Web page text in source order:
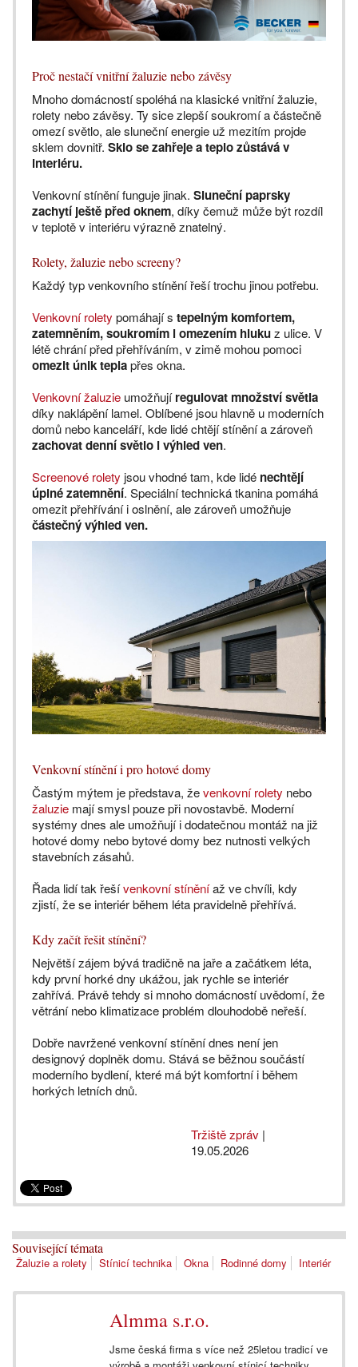
Proč nestačí vnitřní žaluzie nebo závěsy
Mnoho domácností spoléhá na klasické vnitřní žaluzie,
rolety nebo závěsy. Ty sice zlepší soukromí a částečně
omezí světlo, ale sluneční energie už mezitím projde
sklem dovnitř. Sklo se zahřeje a teplo zůstává v
interiéru.
Venkovní stínění funguje jinak. Sluneční paprsky
zachytí ještě před oknem, díky čemuž může být rozdíl
v teplotě v interiéru výrazně znatelný.
Rolety, žaluzie nebo screeny?
Každý typ venkovního stínění řeší trochu jinou potřebu.
Venkovní rolety pomáhají s tepelným komfortem,
zatemněním, soukromím i omezením hlukuz ulice. V
létě chrání před přehříváním, v zimě mohou pomoci
omezit únik teplapřes okna.
Venkovní žaluzie umožňujíregulovat množství světla
díky naklápění lamel. Oblíbené jsou hlavně u moderních
domů nebo kanceláří, kde lidé chtějí stínění a zároveň
zachovat denní světlo i výhled ven.
Screenové rolety jsou vhodné tam, kde lidé nechtějí
úplné zatemnění. Speciální technická tkanina pomáhá
omezit přehřívání i oslnění, ale zároveň umožňuje
částečný výhled ven.
Venkovní stínění i pro hotové domy
Častým mýtem je představa, ževenkovní rolety nebo
žaluzie mají smysl pouze při novostavbě. Moderní
systémy dnes ale umožňují i dodatečnou montáž na již
hotové domy nebo bytové domy bez nutnosti velkých
stavebních zásahů.
Řada lidí tak řešívenkovní stíněníaž ve chvíli, kdy
zjistí, že se interiér během léta pravidelně přehřívá.
Kdy začít řešit stínění?
Největší zájem bývá tradičně na jaře a začátkem léta,
kdy první horké dny ukážou, jak rychle se interiér
zahřívá. Právě tehdy si mnoho domácností uvědomí, že
větrání nebo klimatizace problém dlouhodobě neřeší.
Dobře navržené venkovní stínění dnes není jen
designový doplněk domu. Stává se běžnou součástí
moderního bydlení, které má být komfortní i během
horkých letních dnů.
Tržiště zpráv |
19.05.2026
Související témata
Žaluzie a rolety Stínicí technika Okna Rodinné domy Interiér
Almma s.r.o.
Jsme česká firma s více než 25letou tradicí ve